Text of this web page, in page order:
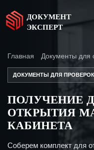
ДОКУМЕНТ
ЭКСПЕРТ
Главная Документы для
ДОКУМЕНТЫ ДЛЯ ПРОВЕРОК
ПОЛУЧЕНИЕ
ОТКРЫТИЯ
КАБИНЕТА
Соберем комплект для